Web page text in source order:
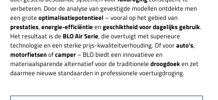
verbeteren. Door de analyse van gevestigde modellen ontdekte men
een grote optimalisatiepotentieel – vooral op het gebied van
prestaties, energie-efficiëntieengeschiktheid voor dagelijks gebruik.
Het resultaat is de BLO Air Serie, die overtuigt met superieure
technologie en een sterke prijs-kwaliteitverhouding. Of voorauto's,
motorfietsenofcamper– BLO biedt een innovatieve en
materiaalsparende alternatief voor de traditionele droogdoeken zet
daarmee nieuwe standaarden in professionele voertuigdroging.